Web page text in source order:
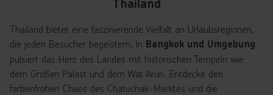
Thailand
Thailand bietet eine faszinierende Vielfalt an Urlaubsregionen,
die jeden Besucher begeistern. In Bangkok und Umgebung
pulsiert das Herz des Landes mit historischen Tempeln wie
dem Großen Palast und dem Wat Arun. Entdecke den
farbenfrohen Chaos des Chatuchak-Marktes und die